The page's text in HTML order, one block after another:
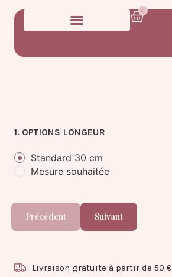
0
1. OPTIONS LONGEUR
Standard 30 cm
Mesure souhaitée
Précédent Suivant
Livraison gratuite à partir de 50 €